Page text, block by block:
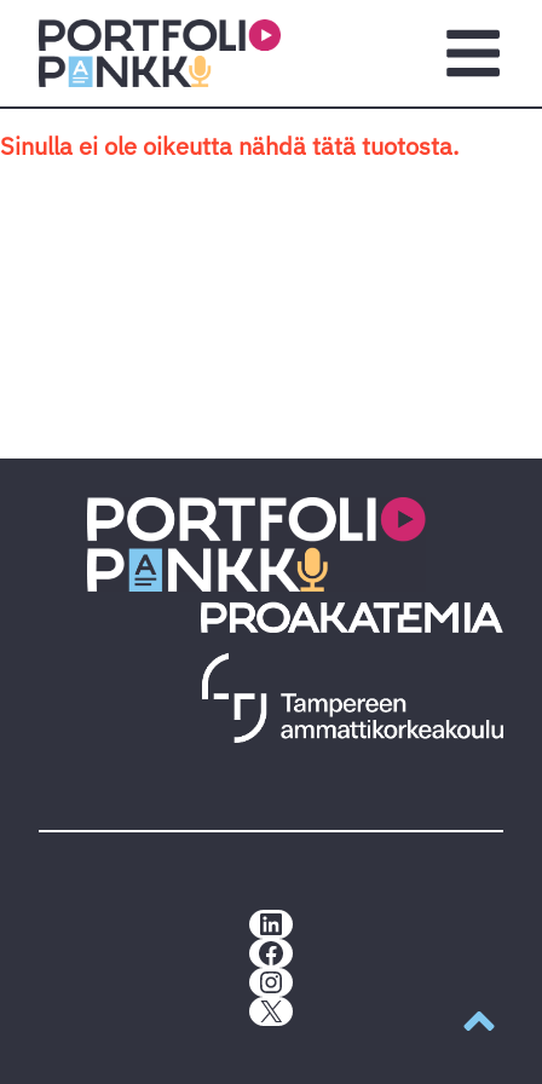
Siirry sisältöön
Sinulla ei ole oikeutta nähdä tätä tuotosta.
LinkedIn
Facebook
Instagram
X
Takaisin